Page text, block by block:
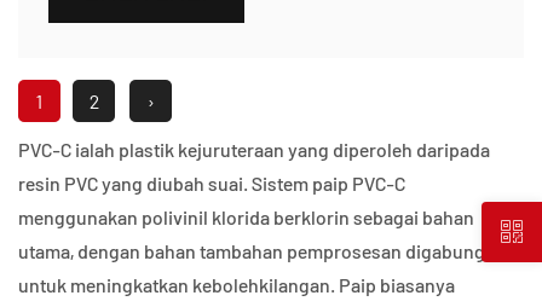
1 2 ›
PVC-C ialah plastik kejuruteraan yang diperoleh daripada
resin PVC yang diubah suai. Sistem paip PVC-C
menggunakan polivinil klorida berklorin sebagai bahan
utama, dengan bahan tambahan pemprosesan digabungkan
untuk meningkatkan kebolehkilangan. Paip biasanya